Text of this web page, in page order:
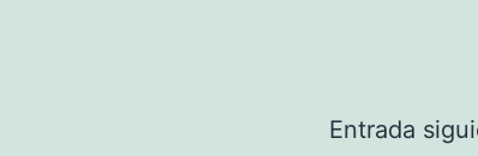
Entrada